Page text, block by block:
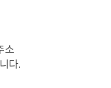
소
다.